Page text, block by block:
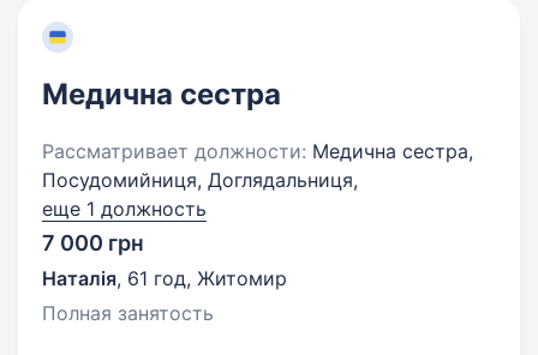
Медична сестра
Рассматривает должности: Медична сестра,
Посудомийниця, Доглядальниця,
еще 1 должность
7 000 грн
Наталія, 61 год, Житомир
Полная занятость